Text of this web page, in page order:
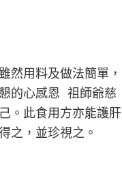
然用料及做法簡單，
的心感恩 祖師爺慈
。此食用方亦能護肝
之，並珍視之。